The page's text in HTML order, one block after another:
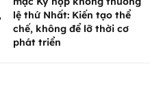
lệ thứ Nhất: Kiến tạo thể
chế, không để lỡ thời cơ
phát triển